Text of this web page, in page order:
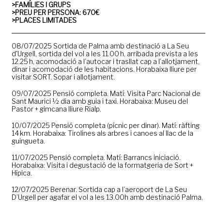
>FAMÍLIES I GRUPS
>PREU PER PERSONA: 670€
>PLACES LIMITADES
08/07/2025 Sortida de Palma amb destinació a La Seu
d'Urgell, sortida del vol a les 11.00 h, arribada prevista a les
12.25 h, acomodació a l’autocar i trasllat cap a l’allotjament,
dinar i acomodació de les habitacions. Horabaixa lliure per
visitar SORT. Sopar i allotjament.
09/07/2025 Pensió completa. Matí: Visita Parc Nacional de
Sant Maurici ½ dia amb guia i taxi. Horabaixa: Museu del
Pastor + gimcana lliure Rialp.
10/07/2025 Pensió completa (pícnic per dinar). Matí: ràfting
14 km. Horabaixa: Tirolines als arbres i canoes al llac de la
guingueta.
11/07/2025 Pensió completa. Matí: Barrancs iniciació.
Horabaixa: Visita i degustació de la formatgeria de Sort +
Hípica.
12/07/2025 Berenar. Sortida cap a l’aeroport de La Seu
D’Urgell per agafar el vol a les 13.00h amb destinació Palma.